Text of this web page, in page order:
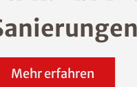
Mehr erfahren